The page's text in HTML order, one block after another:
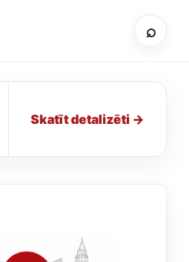
⌕
Skatīt detalizēti →